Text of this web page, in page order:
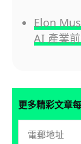
Elon
AI 產業
更多精彩文章